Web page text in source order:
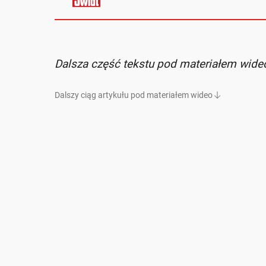
Dalsza część tekstu pod materiałem
Dalszy ciąg artykułu pod materiałem wideo